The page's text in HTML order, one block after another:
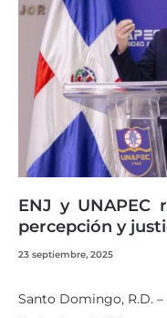
ENJ y UNAPEC
percepción y
23 septiembre, 2025
Santo Domingo, R.D.